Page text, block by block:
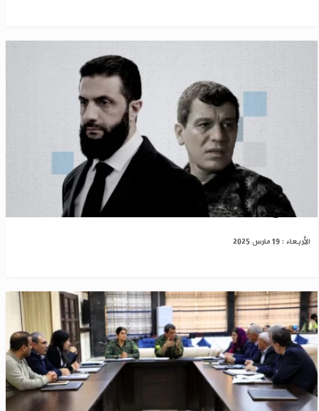
اجتماع مرتقب بين الحكومة السورية و"قسد"
الأربعاء : 19 مارس 2025